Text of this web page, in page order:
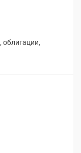
, облигации,